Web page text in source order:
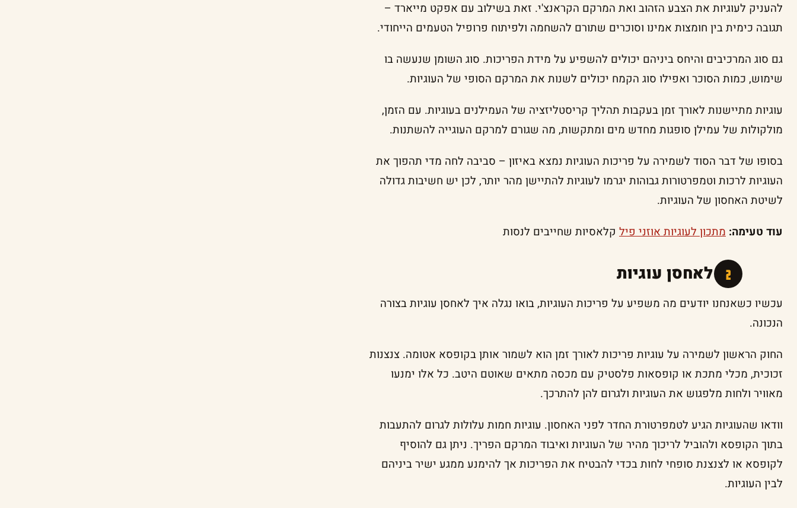
להעניק לעוגיות את הצבע הזהוב ואת המרקם הקראנצ'י. זאת בשילוב עם אפקט מייארד –
תגובה כימית בין חומצות אמינו וסוכרים שתורם להשחמה ולפיתוח פרופיל הטעמים הייחודי.
גם סוג המרכיבים והיחס ביניהם יכולים להשפיע על מידת הפריכות. סוג השומן שנעשה בו
שימוש, כמות הסוכר ואפילו סוג הקמח יכולים לשנות את המרקם הסופי של העוגיות.
עוגיות מתיישנות לאורך זמן בעקבות תהליך קריסטליזציה של העמילנים בעוגיות. עם הזמן,
מולקולות של עמילן סופגות מחדש מים ומתקשות, מה שגורם למרקם העוגייה להשתנות.
בסופו של דבר הסוד לשמירה על פריכות העוגיות נמצא באיזון – סביבה לחה מדי תהפוך את
העוגיות לרכות וטמפרטורות גבוהות יגרמו לעוגיות להתיישן מהר יותר, לכן יש חשיבות גדולה
לשיטת האחסון של העוגיות.
עוד טעימה: מתכון לעוגיות אוזני פיל קלאסיות שחייבים לנסות
איך לאחסן עוגיות
עכשיו כשאנחנו יודעים מה משפיע על פריכות העוגיות, בואו נגלה איך לאחסן עוגיות בצורה
הנכונה.
החוק הראשון לשמירה על עוגיות פריכות לאורך זמן הוא לשמור אותן בקופסא אטומה. צנצנות
זכוכית, מכלי מתכת או קופסאות פלסטיק עם מכסה מתאים שאוטם היטב. כל אלו ימנעו
מאוויר ולחות מלפגוש את העוגיות ולגרום להן להתרכך.
וודאו שהעוגיות הגיע לטמפרטורת החדר לפני האחסון. עוגיות חמות עלולות לגרום להתעבות
בתוך הקופסא ולהוביל לריכוך מהיר של העוגיות ואיבוד המרקם הפריך. ניתן גם להוסיף
לקופסא או לצנצנת סופחי לחות בכדי להבטיח את הפריכות אך להימנע ממגע ישיר ביניהם
לבין העוגיות.